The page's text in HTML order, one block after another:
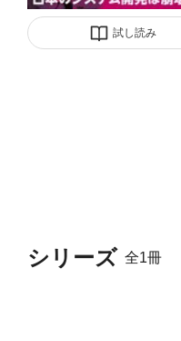
試し読み
シリーズ 全1冊